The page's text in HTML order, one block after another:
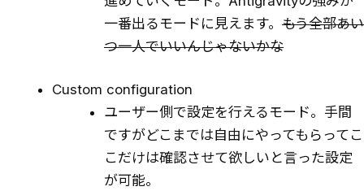
一番出るモードに見えます。 もう全部あい
つ一人でいいんじゃないかな
Custom configuration
ユーザー側で設定を行えるモード。手間
ですがどこまでは自由にやってもらってこ
こだけは確認させて欲しいと言った設定
が可能。